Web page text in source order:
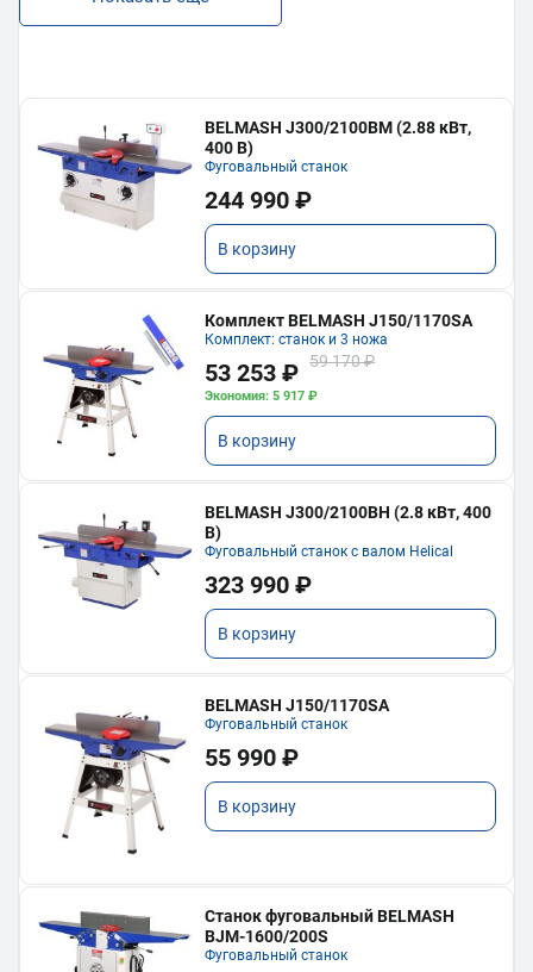
BELMASH J300/2100ВМ (2.88 кВт,
400 В)
Фуговальный станок
244 990 ₽
В корзину
Комплект BELMASH J150/1170SA
Комплект: станок и 3 ножа
53 253 ₽ 59 170 ₽
Экономия: 5 917 ₽
В корзину
BELMASH J300/2100ВH (2.8 кВт, 400
В)
Фуговальный станок с валом Helical
323 990 ₽
В корзину
BELMASH J150/1170SA
Фуговальный станок
55 990 ₽
В корзину
Станок фуговальный BELMASH
BJM-1600/200S
Фуговальный станок